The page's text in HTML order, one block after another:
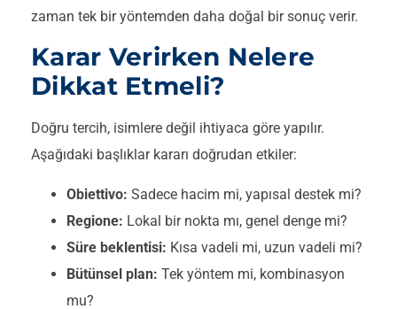
zaman tek bir yöntemden daha doğal bir sonuç verir.
Karar Verirken Nelere
Dikkat Etmeli?
Doğru tercih, isimlere değil ihtiyaca göre yapılır.
Aşağıdaki başlıklar kararı doğrudan etkiler:
Obiettivo: Sadece hacim mi, yapısal destek mi?
Regione: Lokal bir nokta mı, genel denge mi?
Süre beklentisi: Kısa vadeli mi, uzun vadeli mi?
Bütünsel plan: Tek yöntem mi, kombinasyon
mu?